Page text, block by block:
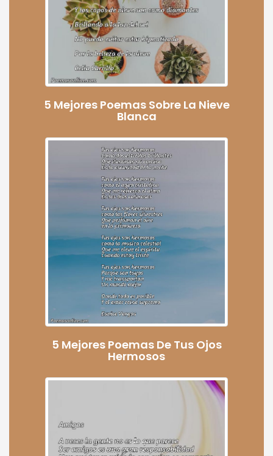
5 Mejores Poemas Sobre La Nieve
Blanca
5 Mejores Poemas De Tus Ojos
Hermosos